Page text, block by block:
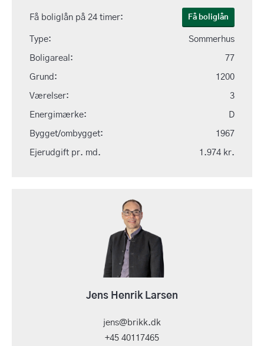
Få boliglån på 24 timer: Få boliglån
Type: Sommerhus
Boligareal: 77
Grund: 1200
Værelser: 3
Energimærke: D
Bygget/ombygget: 1967
Ejerudgift pr. md. 1.974 kr.
Jens Henrik Larsen
jens@brikk.dk
+45 40117465